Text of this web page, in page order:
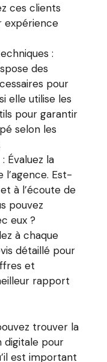
ces clients
expérience
:
des
pour
elle utilise les
pour garantir
selon les
Évaluez la
l’agence. Est-
à l’écoute de
pouvez
eux ?
à chaque
détaillé pour
et
rapport
trouver la
digitale pour
est important